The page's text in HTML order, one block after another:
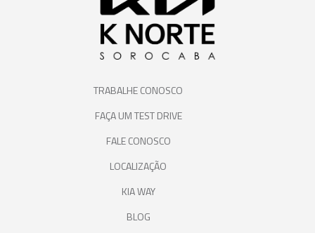
TRABALHE CONOSCO
FAÇA UM TEST DRIVE
FALE CONOSCO
LOCALIZAÇÃO
KIA WAY
BLOG